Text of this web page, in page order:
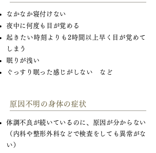
なかなか寝付けない
夜中に何度も目が覚める
起きたい時刻よりも2時間以上早く目が覚めて
しまう
眠りが浅い
ぐっすり眠った感じがしない など
原因不明の身体の症状
体調不良が続いているのに、原因が分からない
（内科や整形外科などで検査をしても異常がな
い）